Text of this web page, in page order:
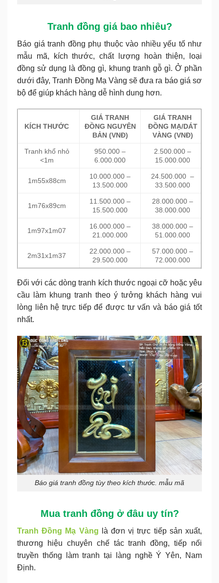
Tranh đồng giá bao nhiêu?
Báo giá tranh đồng phụ thuộc vào nhiều yếu tố như
mẫu mã, kích thước, chất lượng hoàn thiện, loại
đồng sử dụng là đồng gì, khung tranh gỗ gì. Ở phần
dưới đây, Tranh Đồng Mạ Vàng sẽ đưa ra báo giá sơ
bộ để giúp khách hàng dễ hình dung hơn.
KÍCH THƯỚC
GIÁ TRANH
ĐỒNG NGUYÊN
BẢN (VNĐ)
GIÁ TRANH
ĐỒNG MẠ/DÁT
VÀNG (VNĐ)
Tranh khổ nhỏ
<1m
950.000 –
6.000.000
2.500.000 –
15.000.000
1m55x88cm
10.000.000 –
13.500.000
24.500.000 –
33.500.000
1m76x89cm
11.500.000 –
15.500.000
28.000.000 –
38.000.000
1m97x1m07
16.000.000 –
21.000.000
38.000.000 –
51.000.000
2m31x1m37
22.000.000 –
29.500.000
57.000.000 –
72.000.000
Đối với các dòng tranh kích thước ngoại cỡ hoặc yêu
cầu làm khung tranh theo ý tưởng khách hàng vui
lòng liên hệ trực tiếp để được tư vấn và báo giá tốt
nhất.
Báo giá tranh đồng tùy theo kích thước. mẫu mã
Mua tranh đồng ở đâu uy tín?
Tranh Đồng Mạ Vàng là đơn vị trực tiếp sản xuất,
thương hiệu chuyên chế tác tranh đồng, tiếp nối
truyền thống làm tranh tại làng nghề Ý Yên, Nam
Định.